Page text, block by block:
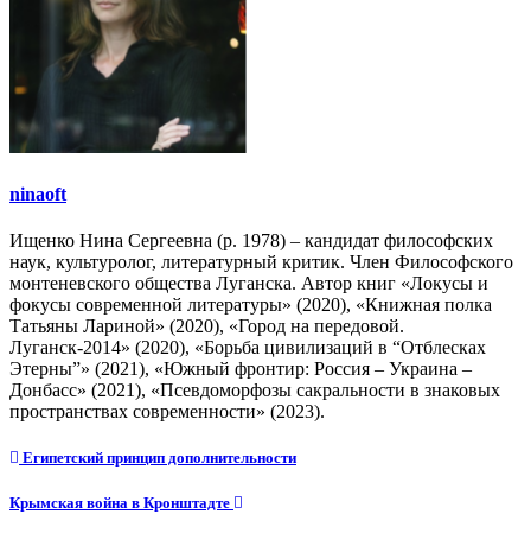
ninaoft
Ищенко Нина Сергеевна (р. 1978) – кандидат философских
наук, культуролог, литературный критик. Член Философского
монтеневского общества Луганска. Автор книг «Локусы и
фокусы современной литературы» (2020), «Книжная полка
Татьяны Лариной» (2020), «Город на передовой.
Луганск-2014» (2020), «Борьба цивилизаций в “Отблесках
Этерны”» (2021), «Южный фронтир: Россия – Украина –
Донбасс» (2021), «Псевдоморфозы сакральности в знаковых
пространствах современности» (2023).
Навигация
по
Египетский принцип дополнительности
Крымская война в Кронштадте